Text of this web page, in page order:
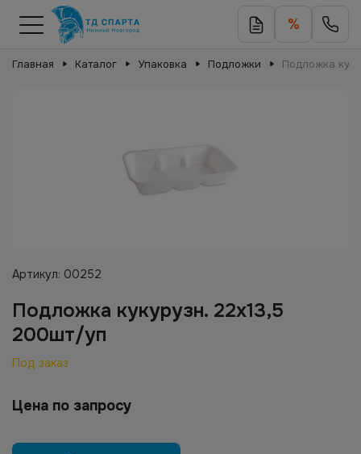
%
Главная Каталог Упаковка Подложки Подложка
Артикул: 00252
Подложка кукурузн. 22х13,5
200шт/уп
Под заказ
Цена по запросу